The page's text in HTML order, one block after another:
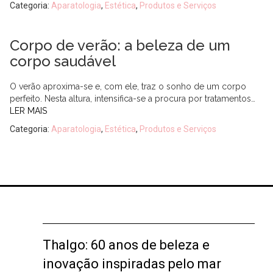
Categoria: Aparatologia, Estética, Produtos e Serviços
Corpo de verão: a beleza de um
corpo saudável
O verão aproxima-se e, com ele, traz o sonho de um corpo
perfeito. Nesta altura, intensifica-se a procura por tratamentos…
LER MAIS
Categoria: Aparatologia, Estética, Produtos e Serviços
Thalgo: 60 anos de beleza e
inovação inspiradas pelo mar